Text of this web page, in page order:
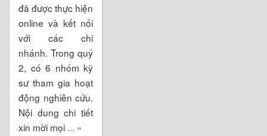
đã được thực hiện
online và kết nối
với các chi
nhánh. Trong quý
2, có 6 nhóm kỹ
sư tham gia hoạt
động nghiên cứu.
Nội dung chi tiết
xin mời mọi ... »